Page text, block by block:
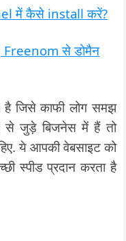
में कैसे install करें?
से डोमैन
जिसे काफी लोग समझ
से जुड़े बिजनेस में हैं तो
ये आपकी वेबसाइट को
स्पीड प्रदान करता है